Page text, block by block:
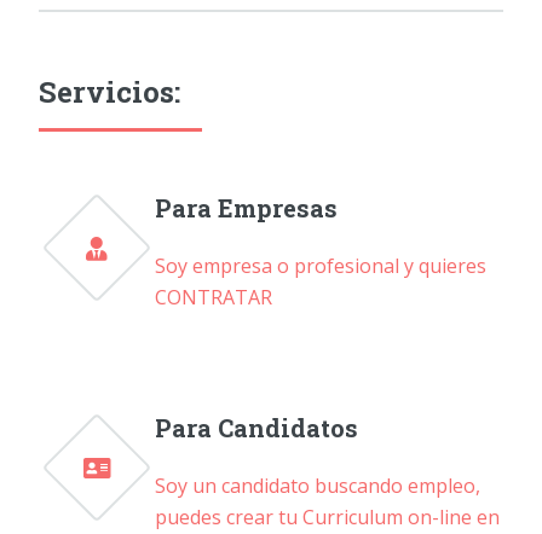
Servicios:
Para Empresas
Soy empresa o profesional y quieres
CONTRATAR
Para Candidatos
Soy un candidato buscando empleo,
puedes crear tu Curriculum on-line en